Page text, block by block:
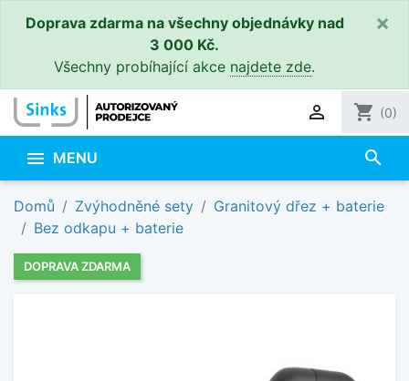
Doprava zdarma na všechny objednávky nad
3 000 Kč.
Všechny probíhající akce najdete zde.
×
 shopping_cart (0)
 MENU search
Domů Zvýhodněné sety
Granitový dřez + baterie
Bez odkapu + baterie
DOPRAVA ZDARMA